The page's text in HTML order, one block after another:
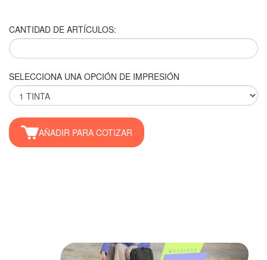
CANTIDAD DE ARTÍCULOS:
SELECCIONA UNA OPCIÓN DE IMPRESIÓN
AÑADIR PARA COTIZAR